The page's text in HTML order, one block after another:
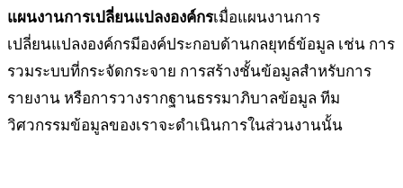
แผนงานการเปลี่ยนแปลงองค์กรเมื่อแผนงานการ
เปลี่ยนแปลงองค์กรมีองค์ประกอบด้านกลยุทธ์ข้อมูล เช่น การ
รวมระบบที่กระจัดกระจาย การสร้างชั้นข้อมูลสำหรับการ
รายงาน หรือการวางรากฐานธรรมาภิบาลข้อมูล ทีม
วิศวกรรมข้อมูลของเราจะดำเนินการในส่วนงานนั้น